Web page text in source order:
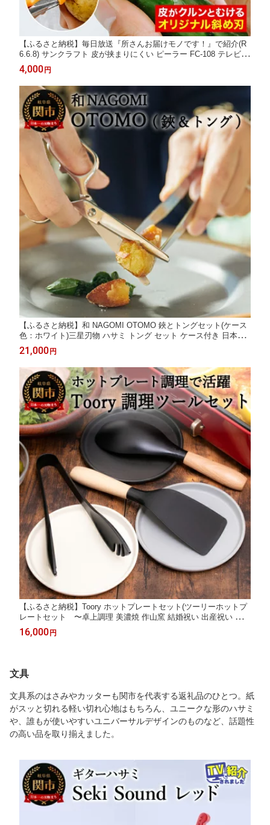
【ふるさと納税】毎日放送『所さんお届けモノです！』で紹介(R
6.6.8) サンクラフト 皮が挟まりにくい ピーラー FC-108 テレビ
紹介 皮むき ロングセラー 調理 器具 T字 皮むき器 かわむき 皮剥
き 皮引き キッチン用品 スライサー ステンレス刃 新生活 一人暮
らし
4,000 円
【ふるさと納税】和 NAGOMI OTOMO 鋏とトングセット(ケース
色：ホワイト)三星刃物 ハサミ トング セット ケース付き 日本製
関 キッチンバサミ 子ども おじいちゃん おばあちゃん 老人 食べ
やすい 食事 プレゼント ギフト 高級 携帯用 持ち運び フードカッ
ター 外食 ランチ
21,000 円
【ふるさと納税】Toory ホットプレートセット(ツーリーホットプ
レートセット 〜卓上調理 美濃焼 作山窯 結婚祝い 出産祝い 新築
祝い 贈り物 プレゼント ギフト 専用箱入り H15-40 調理器 キッチ
ン スプーン ターナー トング フライ返し ナイロン〜 関市
16,000 円
文具
文具系のはさみやカッターも関市を代表する返礼品のひとつ。紙
がスッと切れる軽い切れ心地はもちろん、ユニークな形のハサミ
や、誰もが使いやすいユニバーサルデザインのものなど、話題性
の高い品を取り揃えました。